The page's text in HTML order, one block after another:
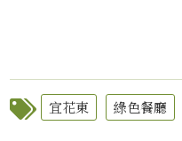
宜花東 綠色餐廳